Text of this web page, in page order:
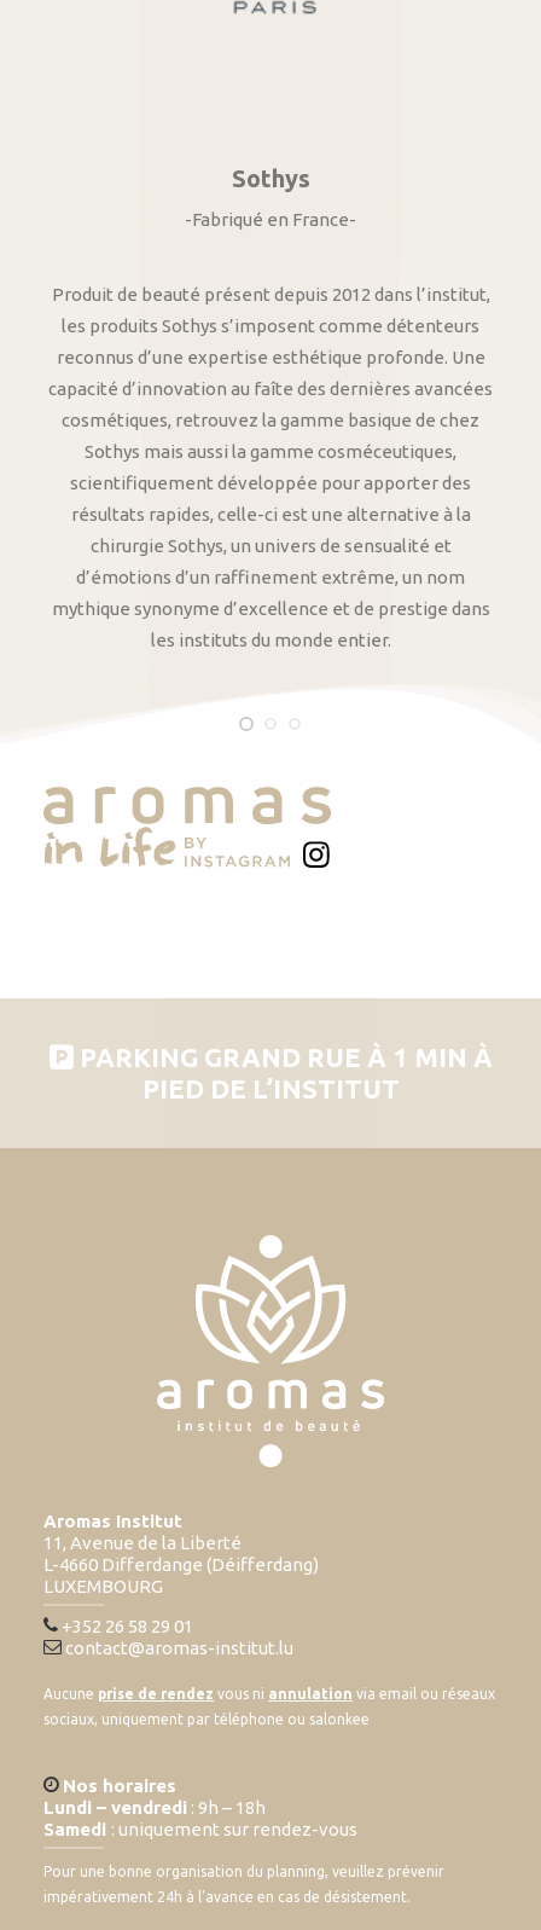
Sothys
-Fabriqué en France-
Produit de beauté présent depuis 2012 dans l’institut,
les produits Sothys s’imposent comme détenteurs
reconnus d’une expertise esthétique profonde. Une
capacité d’innovation au faîte des dernières avancées
cosmétiques, retrouvez la gamme basique de chez
Sothys mais aussi la gamme cosméceutiques,
scientifiquement développée pour apporter des
résultats rapides, celle-ci est une alternative à la
chirurgie Sothys, un univers de sensualité et
d’émotions d’un raffinement extrême, un nom
mythique synonyme d’excellence et de prestige dans
les instituts du monde entier.
PARKING GRAND RUE À 1 MIN À
PIED DE L’INSTITUT
Aromas Institut
11, Avenue de la Liberté
L-4660 Differdange (Déifferdang)
LUXEMBOURG
+352 26 58 29 01
contact@aromas-institut.lu
Aucune prise de rendez vous ni annulation via email ou réseaux
sociaux, uniquement par téléphone ou salonkee
Nos horaires
Lundi – vendredi : 9h – 18h
Samedi : uniquement sur rendez-vous
Pour une bonne organisation du planning, veuillez prévenir
impérativement 24h à l’avance en cas de désistement.